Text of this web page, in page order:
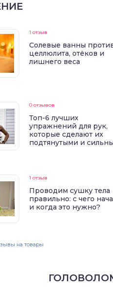
1 отзыв
Солевые ванны
целлюлита, отёков и
лишнего веса
0 отзывов
Топ-6 лучших
упражнений для рук,
которые сделают их
подтянутыми и
1 отзыв
Проводим сушку тела
правильно: с чего
и когда это нужно?
на товары